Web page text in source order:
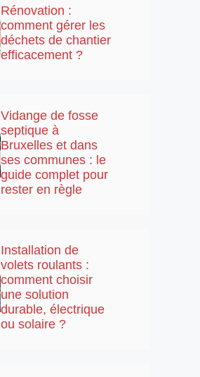
Rénovation :
comment gérer les
déchets de chantier
efficacement ?
Vidange de fosse
septique à
Bruxelles et dans
ses communes : le
guide complet pour
rester en règle
Installation de
volets roulants :
comment choisir
une solution
durable, électrique
ou solaire ?